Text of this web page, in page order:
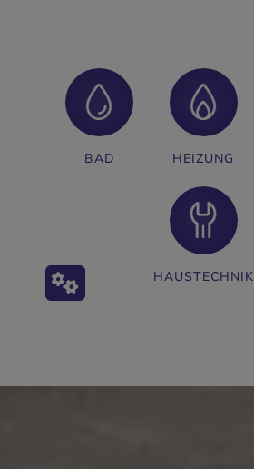
BAD HEIZUNG
HAUSTECHNIK